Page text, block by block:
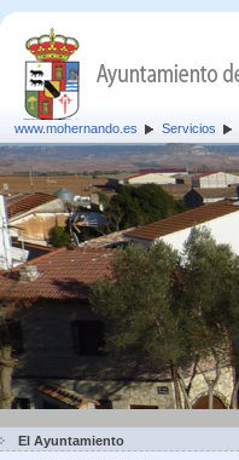
www.mohernando.es Servicios
El Ayuntamiento